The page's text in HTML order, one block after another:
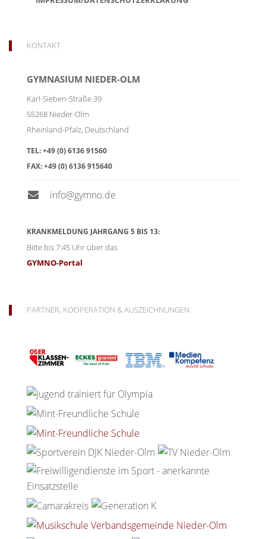
KONTAKT
GYMNASIUM NIEDER-OLM
Karl-Sieben-Straße 39
55268 Nieder-Olm
Rheinland-Pfalz, Deutschland
TEL:+49 (0) 6136 91560
FAX:+49 (0) 6136 915640
info@gymno.de
KRANKMELDUNG JAHRGANG 5 BIS 13:
Bitte bis 7:45 Uhr über das
GYMNO-Portal
PARTNER, KOOPERATION & AUSZEICHNUNGEN